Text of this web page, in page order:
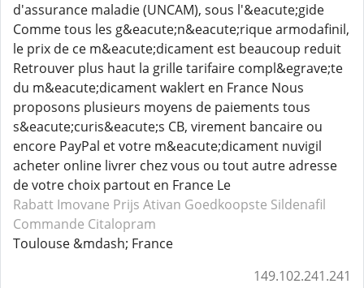
d'assurance maladie (UNCAM), sous l'&eacute;gide
Comme tous les g&eacute;n&eacute;rique armodafinil,
le prix de ce m&eacute;dicament est beaucoup reduit
Retrouver plus haut la grille tarifaire compl&egrave;te
du m&eacute;dicament waklert en France Nous
proposons plusieurs moyens de paiements tous
s&eacute;curis&eacute;s CB, virement bancaire ou
encore PayPal et votre m&eacute;dicament nuvigil
acheter online livrer chez vous ou tout autre adresse
de votre choix partout en France Le
Rabatt Imovane Prijs Ativan Goedkoopste Sildenafil
Commande Citalopram
Toulouse &mdash; France
149.102.241.241